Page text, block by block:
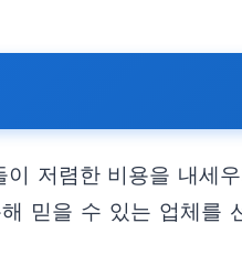
저렴한 비용을 내세
믿을 수 있는 업체를